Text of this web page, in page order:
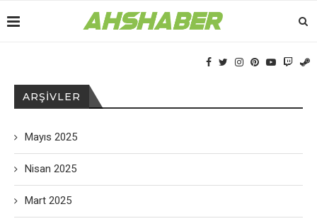
ARŞIVLER
Mayıs 2025
Nisan 2025
Mart 2025